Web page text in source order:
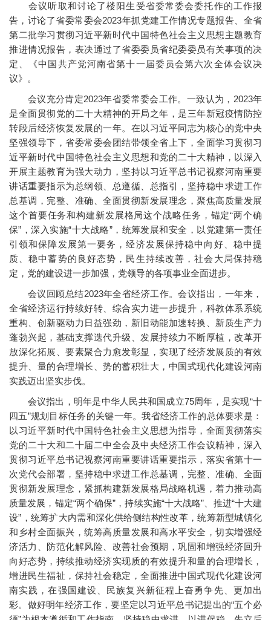
会议听取和讨论了楼阳生受省委常委会委托作的工作报
告，讨论了省委常委会2023年抓党建工作情况专题报告、全省
第二批学习贯彻习近平新时代中国特色社会主义思想主题教育
推进情况报告，表决通过了省委委员省纪委委员有关事项的决
定、《中国共产党河南省第十一届委员会第六次全体会议决
议》。
会议充分肯定2023年省委常委会工作。一致认为，2023年
是全面贯彻党的二十大精神的开局之年，是三年新冠疫情防控
转段后经济恢复发展的一年。在以习近平同志为核心的党中央
坚强领导下，省委常委会团结带领全省上下，全面学习贯彻习
近平新时代中国特色社会主义思想和党的二十大精神，以深入
开展主题教育为强大动力，坚持以习近平总书记视察河南重要
讲话重要指示为总纲领、总遵循、总指引，坚持稳中求进工作
总基调，完整、准确、全面贯彻新发展理念，聚焦高质量发展
这个首要任务和构建新发展格局这个战略任务，锚定“两个确
保”，深入实施“十大战略”，统筹发展和安全，以党建第一责任
引领和保障发展第一要务，经济发展保持稳中向好、稳中提
质、稳中蓄势的良好态势，民生持续改善，社会大局保持稳
定，党的建设进一步加强，党领导的各项事业全面进步。
会议回顾总结2023年全省经济工作。会议指出，一年来，
全省经济运行持续好转、综合实力进一步提升，科教体系系统
重构、创新驱动力日益强劲，新旧动能加速转换、新质生产力
蓬勃兴起，基础支撑迭代升级、发展持续力不断厚植，改革开
放深化拓展、要素聚合力愈发彰显，实现了经济发展质的有效
提升、量的合理增长、势的蓄积壮大，中国式现代化建设河南
实践迈出坚实步伐。
会议指出，明年是中华人民共和国成立75周年，是实现“十
四五”规划目标任务的关键一年。我省经济工作的总体要求是：
以习近平新时代中国特色社会主义思想为指导，全面贯彻落实
党的二十大和二十届二中全会及中央经济工作会议精神，深入
贯彻习近平总书记视察河南重要讲话重要指示，落实省第十一
次党代会部署，坚持稳中求进工作总基调，完整、准确、全面
贯彻新发展理念，紧抓构建新发展格局战略机遇，着力推动高
质量发展，锚定“两个确保”，持续实施“十大战略”、推进“十大建
设”，统筹扩大内需和深化供给侧结构性改革，统筹新型城镇化
和乡村全面振兴，统筹高质量发展和高水平安全，切实增强经
济活力、防范化解风险、改善社会预期，巩固和增强经济回升
向好态势，持续推动经济实现质的有效提升和量的合理增长，
增进民生福祉，保持社会稳定，全面推进中国式现代化建设河
南实践，在强国建设、民族复兴新征程上奋勇争先、更加出
彩。做好明年经济工作，要坚定以习近平总书记提出的“五个必